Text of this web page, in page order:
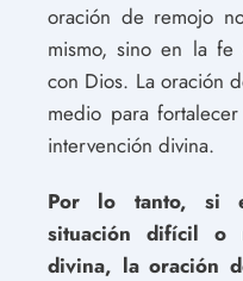
oración de remojo
mismo, sino en la fe
con Dios. La oración
medio para
intervención divina.
Por lo tanto, si
situación difícil o
divina, la oración